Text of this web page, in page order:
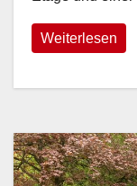
Weiterlesen